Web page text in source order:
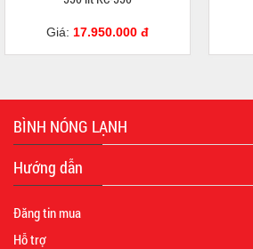
Giá: 17.950.000 đ
BÌNH NÓNG LẠNH
Hướng dẫn
Đăng tin mua
Hỗ trợ